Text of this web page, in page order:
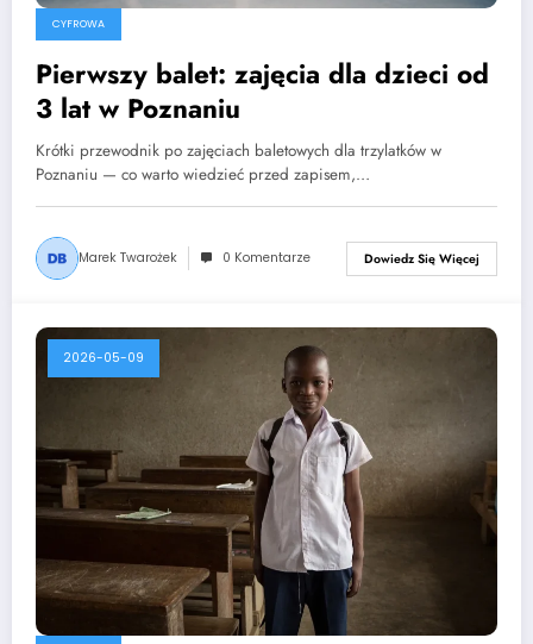
CYFROWA
Pierwszy balet: zajęcia dla dzieci od
3 lat w Poznaniu
Krótki przewodnik po zajęciach baletowych dla trzylatków w
Poznaniu — co warto wiedzieć przed zapisem,…
Marek Twarożek 0 Komentarze Dowiedz Się Więcej
2026-05-09